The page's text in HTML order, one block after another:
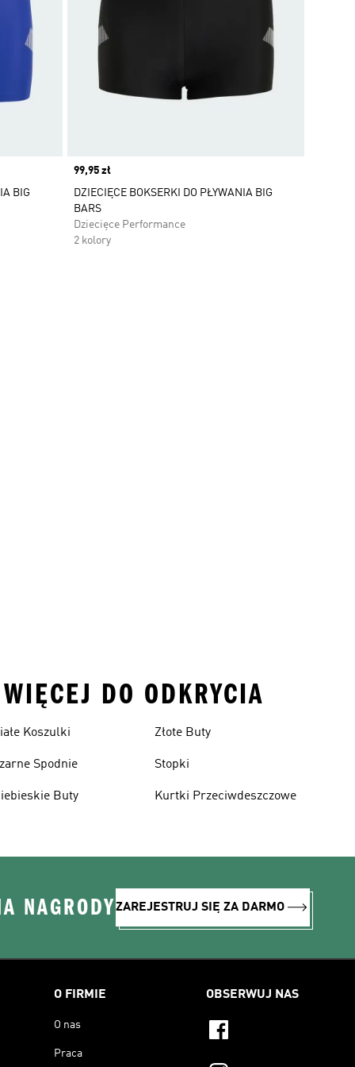
BIG
Price
99,95 zł
DZIECIĘCE BOKSERKI DO PŁYWANIA BIG
BARS
Dziecięce Performance
2 kolory
DO ODKRYCIA
Koszulki
Spodnie
Buty
Złote Buty
Stopki
Kurtki Przeciwdeszczowe
NAGRODYZAREJESTRUJ SIĘ ZA DARMO
O FIRMIE
O nas
Praca
OBSERWUJ NAS